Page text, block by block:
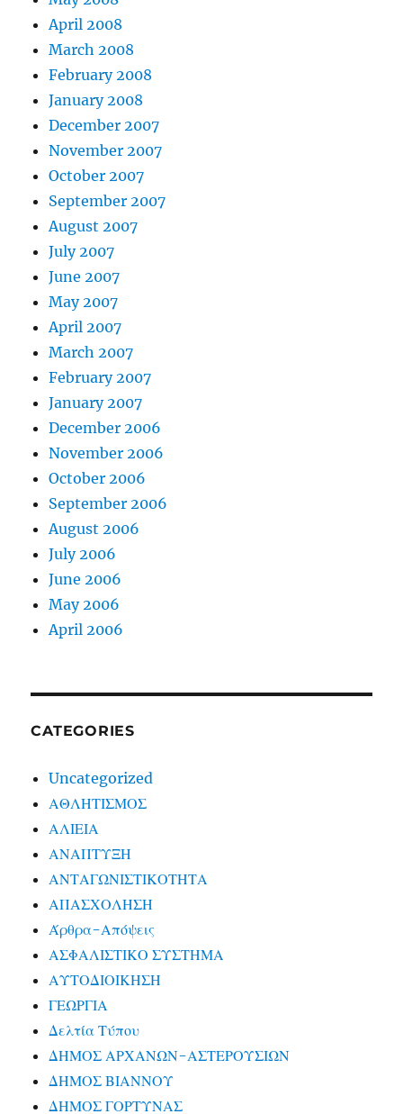
April 2008
March 2008
February 2008
January 2008
December 2007
November 2007
October 2007
September 2007
August 2007
July 2007
June 2007
May 2007
April 2007
March 2007
February 2007
January 2007
December 2006
November 2006
October 2006
September 2006
August 2006
July 2006
June 2006
May 2006
April 2006
CATEGORIES
Uncategorized
ΑΘΛΗΤΙΣΜΟΣ
ΑΛΙΕΙΑ
ΑΝΑΠΤΥΞΗ
ΑΝΤΑΓΩΝΙΣΤΙΚΟΤΗΤΑ
ΑΠΑΣΧΟΛΗΣΗ
Άρθρα-Απόψεις
ΑΣΦΑΛΙΣΤΙΚΟ ΣΥΣΤΗΜΑ
ΑΥΤΟΔΙΟΙΚΗΣΗ
ΓΕΩΡΓΙΑ
Δελτία Τύπου
ΔΗΜΟΣ ΑΡΧΑΝΩΝ-ΑΣΤΕΡΟΥΣΙΩΝ
ΔΗΜΟΣ ΒΙΑΝΝΟΥ
ΔΗΜΟΣ ΓΟΡΤΥΝΑΣ